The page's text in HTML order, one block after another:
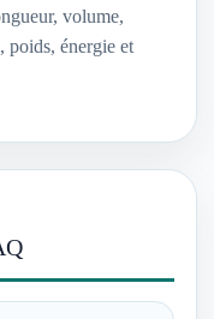
volume,
poids, énergie et